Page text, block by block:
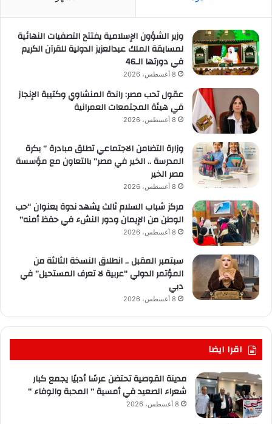
وزير الشؤون الإسلامية يفتتح التصفيات النهائية
لمسابقة الملك عبدالعزيز الدولية للقرآن الكريم
في دورتها الـ46
8 أغسطس، 2026
عقول تحب مصر: راندة المنشاوي وكتيبة الإنجاز
في هيئة المجتمعات العمرانية
8 أغسطس، 2026
وزارة التضامن الاجتماعي تطلق مبادرة ” بكرة
المدرسة .. الخير في مصر” بالتعاون مع مؤسسة
مصر الخير
8 أغسطس، 2026
مركز شباب السلام ثالث يشهد ندوة بعنوان “حب
الوطن من الإيمان ودور النشء في حفظ أمنه”
8 أغسطس، 2026
سبتمبر المقبل .. انطلاق النسخة الثالثة من
المؤتمر الدولي “عربية لا تعرف المستحيل” في
دبي
8 أغسطس، 2026
اقرا ايضا
مدينة القوصية تحتضن عرسًا أدبيًا يجمع كبار
شعراء الصعيد في أمسية ” المحبة والوفاء “
8 أغسطس، 2026